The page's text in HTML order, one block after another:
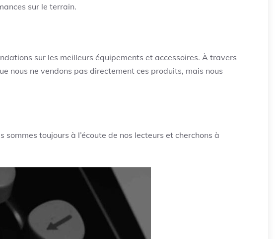
sur le terrain.
sur les meilleurs équipements et accessoires. À travers
nous ne vendons pas directement ces produits, mais nous
toujours à l’écoute de nos lecteurs et cherchons à